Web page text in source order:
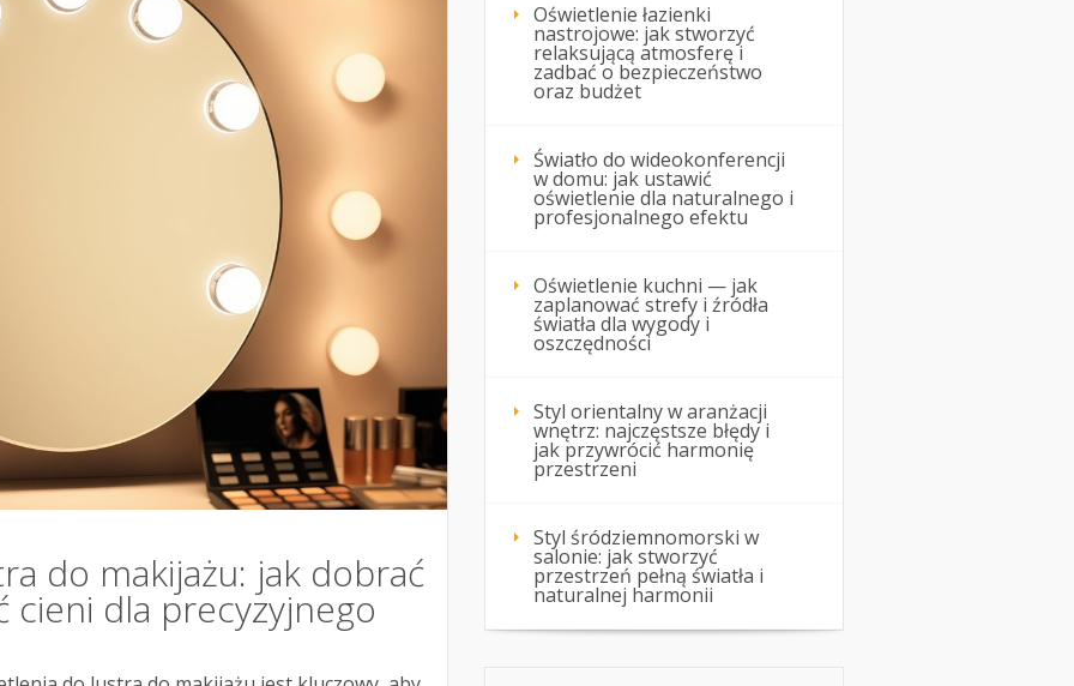
do makijażu: jak dobrać
cieni dla precyzyjnego
Oświetlenie łazienki
nastrojowe: jak stworzyć
relaksującą atmosferę i
zadbać o bezpieczeństwo
oraz budżet
Światło do wideokonferencji
w domu: jak ustawić
oświetlenie dla naturalnego i
profesjonalnego efektu
Oświetlenie kuchni — jak
zaplanować strefy i źródła
światła dla wygody i
oszczędności
Styl orientalny w aranżacji
wnętrz: najczęstsze błędy i
jak przywrócić harmonię
przestrzeni
Styl śródziemnomorski w
salonie: jak stworzyć
przestrzeń pełną światła i
naturalnej harmonii